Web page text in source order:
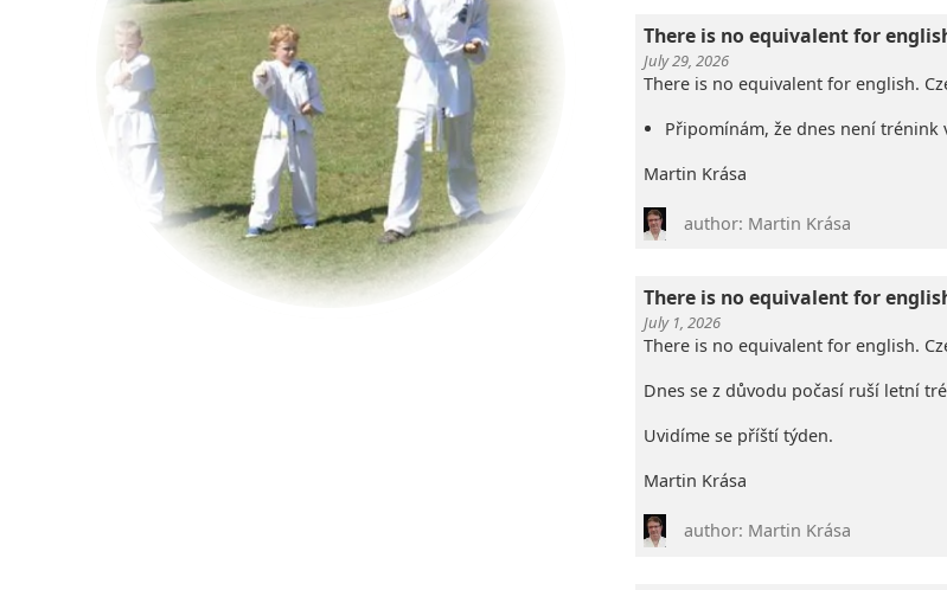
There is no equivalent for
July 29, 2026
There is no equivalent for english.
Připomínám, že dnes není trénink
Martin Krása
author: Martin Krása
There is no equivalent for
July 1, 2026
There is no equivalent for english.
Dnes se z důvodu počasí ruší letní
Uvidíme se příští týden.
Martin Krása
author: Martin Krása